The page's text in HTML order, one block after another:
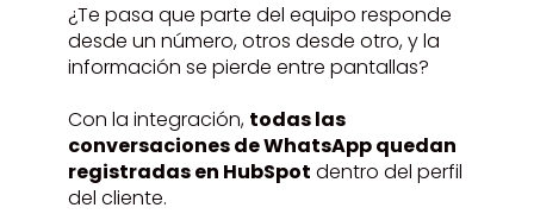
¿Te pasa que parte del equipo responde
desde un número, otros desde otro, y la
información se pierde entre pantallas?
Con la integración, todas las
conversaciones de WhatsApp quedan
registradas en HubSpot dentro del perfil
del cliente.